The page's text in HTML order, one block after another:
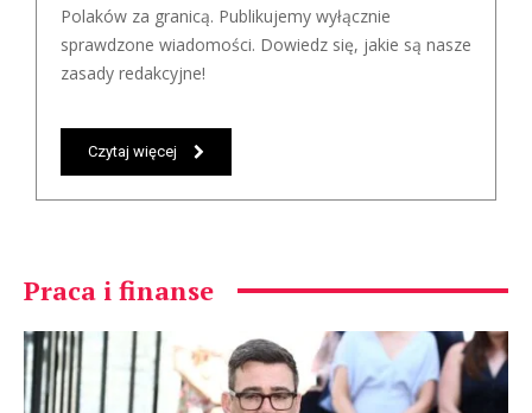
Polaków za granicą. Publikujemy wyłącznie
sprawdzone wiadomości. Dowiedz się, jakie są nasze
zasady redakcyjne!
Czytaj więcej
Praca i finanse